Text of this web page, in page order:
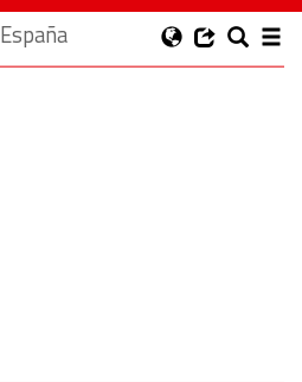
España